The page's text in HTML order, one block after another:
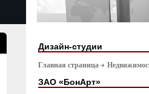
Дизайн-студии
Главная страница
ЗАО «БонАрт»